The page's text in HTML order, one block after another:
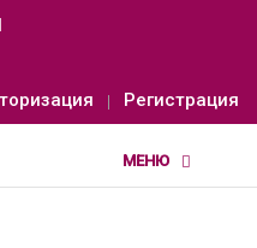
Регистрация